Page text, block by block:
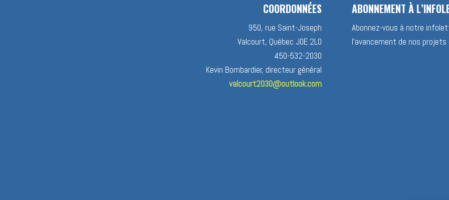
COORDONNÉES
950, rue Saint-Joseph
Valcourt, Québec J0E 2L0
450-532-2030
Kevin Bombardier, directeur général
valcourt2030@outlook.com
ABONNEMENT À
Abonnez-vous à notre
l’avancement de nos